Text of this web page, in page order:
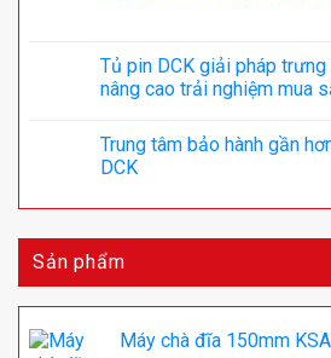
Tủ pin DCK giải pháp
nâng cao trải nghiệm mua
Trung tâm bảo hành gần
DCK
Sản phẩm
Máy chà đĩa 150mm